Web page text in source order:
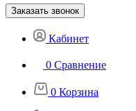
Заказать звонок
Кабинет
0 Сравнение
0 Корзина